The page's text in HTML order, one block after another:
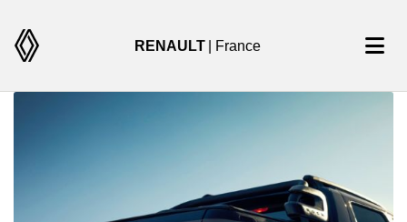
RENAULT | France